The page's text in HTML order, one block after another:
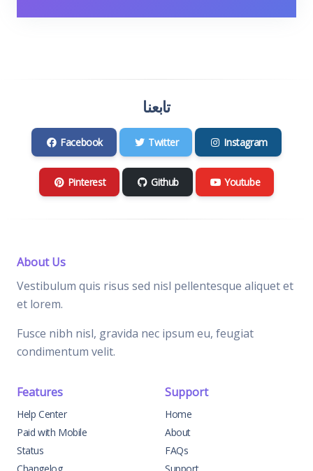
تابعنا
Facebook Twitter Instagram
Pinterest Github Youtube
About Us
Vestibulum quis risus sed nisl pellentesque aliquet et
et lorem.
Fusce nibh nisl, gravida nec ipsum eu, feugiat
condimentum velit.
Features
Help Center
Paid with Mobile
Status
Changelog
Support
Home
About
FAQs
Support